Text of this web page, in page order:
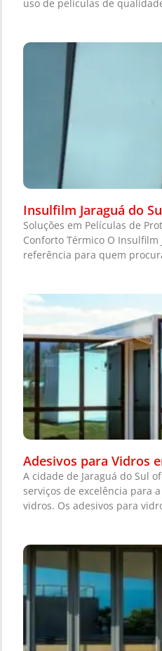
uso de películas de
Insulfilm Jaraguá do
Soluções em Películas de
Conforto Térmico O
referência para quem
Adesivos para Vidros
A cidade de Jaraguá do Sul
serviços de excelência para
vidros. Os adesivos para